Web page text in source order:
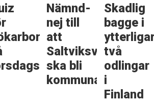
Nämnd-
nej till
att
Saltviksväg
ska bli
kommunal
Skadlig
bagge i
två
odlingar
i
Finland